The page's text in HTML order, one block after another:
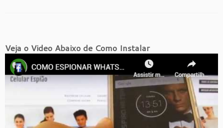
Veja o Video Abaixo de Como Instalar